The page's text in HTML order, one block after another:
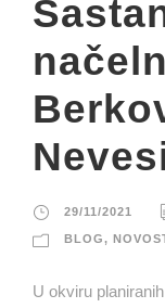
29/11/2021
BLOG,
U okviru